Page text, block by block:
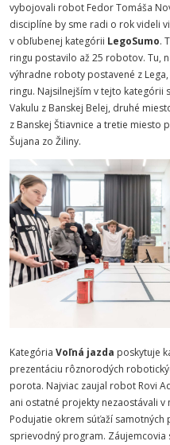
vybojovali robot Fedor Tomáša
disciplíne by sme radi o rok videli
v obľubenej kategórii LegoSumo.
ringu postavilo až 25 robotov. Tu,
výhradne roboty postavené z
ringu. Najsilnejším v tejto kategórii
Vakulu z Banskej Belej, druhé
z Banskej Štiavnice a tretie
Šujana zo Žiliny.
Kategória Voľná jazda poskytuje
prezentáciu rôznorodých
porota. Najviac zaujal robot Rovi
ani ostatné projekty nezaostávali
Podujatie okrem súťaží
sprievodný program.